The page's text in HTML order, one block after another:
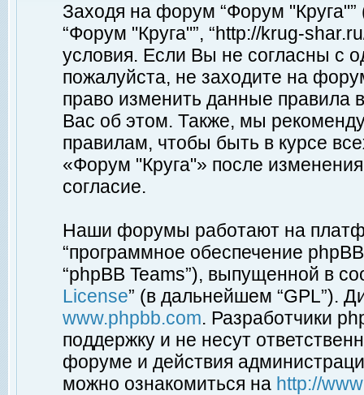
Заходя на форум “Форум
“Форум "Круга"”, “http://krug-
условия. Если Вы не согласны с
пожалуйста, не заходите на
право изменить данные правила
Вас об этом. Также, мы
правилам, чтобы быть в курсе
«Форум "Круга"» после
согласие.
Наши форумы работают на
“программное обеспечение
“phpBB Teams”), выпущенной в
License” (в дальнейшем “GPL”).
www.phpbb.com. Разработчики
поддержку и не несут
форуме и действия
можно ознакомиться на http://